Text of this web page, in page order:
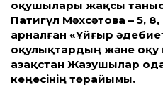
оқушылары жақсы
Патигүл Мәхсәтова – 5,
арналған «Ұйғыр
оқулықтардың және
Қазақ­стан Жазушылар
кеңесінің төрайымы.